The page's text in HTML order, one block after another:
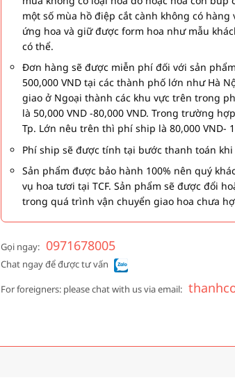
một số mùa hồ điệp cắt cành không có hàng
ứng hoa và giữ được form hoa như mẫu
có thể.
Đơn hàng sẽ được miễn phí đối với sản
500,000 VND tại các thành phố lớn như Hà
giao ở Ngoại thành các khu vực trên trong
là 50,000 VND -80,000 VND. Trong trường
Tp. Lớn nêu trên thì phí ship là 80,000 VND-
Phí ship sẽ được tính tại bước thanh toán
Sản phẩm được bảo hành 100% nên quý
vụ hoa tươi tại TCF. Sản phẩm sẽ được đổi
trong quá trình vận chuyển giao hoa chưa
Gọi ngay: 0971678005
Chat ngay để được tư vấn
For foreigners: please chat with us via email: